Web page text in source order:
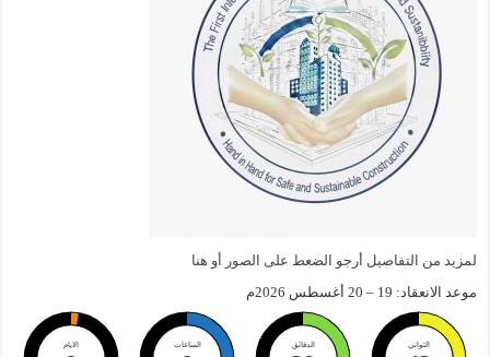
لمزيد من التفاصيل أرجو الضعط على الصور أو هنا
موعد الانعقاد: 19 – 20 أغسطس 2026م
الايام الساعات الدقائق الثواني